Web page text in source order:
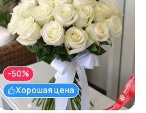
Хорошая цена
-50%